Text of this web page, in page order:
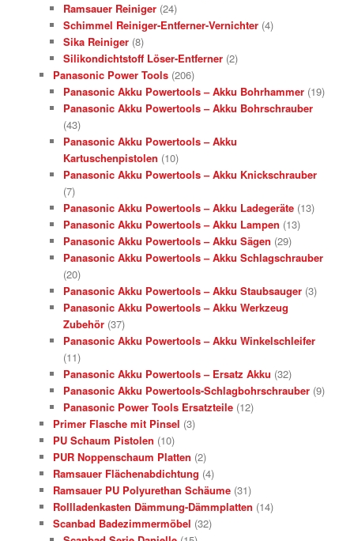
Ramsauer Reiniger (24)
Schimmel Reiniger-Entferner-Vernichter (4)
Sika Reiniger (8)
Silikondichtstoff Löser-Entferner (2)
Panasonic Power Tools (206)
Panasonic Akku Powertools – Akku Bohrhammer (19)
Panasonic Akku Powertools – Akku Bohrschrauber
(43)
Panasonic Akku Powertools – Akku
Kartuschenpistolen (10)
Panasonic Akku Powertools – Akku Knickschrauber
(7)
Panasonic Akku Powertools – Akku Ladegeräte (13)
Panasonic Akku Powertools – Akku Lampen (13)
Panasonic Akku Powertools – Akku Sägen (29)
Panasonic Akku Powertools – Akku Schlagschrauber
(20)
Panasonic Akku Powertools – Akku Staubsauger (3)
Panasonic Akku Powertools – Akku Werkzeug
Zubehör (37)
Panasonic Akku Powertools – Akku Winkelschleifer
(11)
Panasonic Akku Powertools – Ersatz Akku (32)
Panasonic Akku Powertools-Schlagbohrschrauber (9)
Panasonic Power Tools Ersatzteile (12)
Primer Flasche mit Pinsel (3)
PU Schaum Pistolen (10)
PUR Noppenschaum Platten (2)
Ramsauer Flächenabdichtung (4)
Ramsauer PU Polyurethan Schäume (31)
Rollladenkasten Dämmung-Dämmplatten (14)
Scanbad Badezimmermöbel (32)